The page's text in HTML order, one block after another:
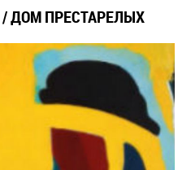
ДОМ ПРЕСТАРЕЛЫХ